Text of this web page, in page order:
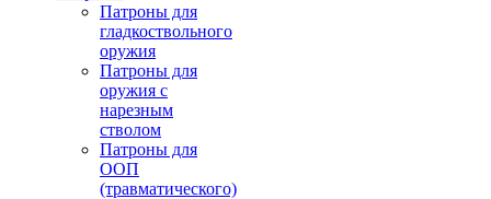
Патроны для
гладкоствольного
оружия
Патроны для
оружия с
нарезным
стволом
Патроны для
ООП
(травматического)